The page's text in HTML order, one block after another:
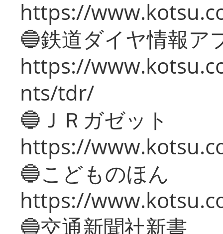
https://
🔵鉄道ダイヤ情報ア
https://
nts/tdr/
🔵ＪＲガゼット
https://
🔵こどものほん
https://
🔵交通新聞社新書